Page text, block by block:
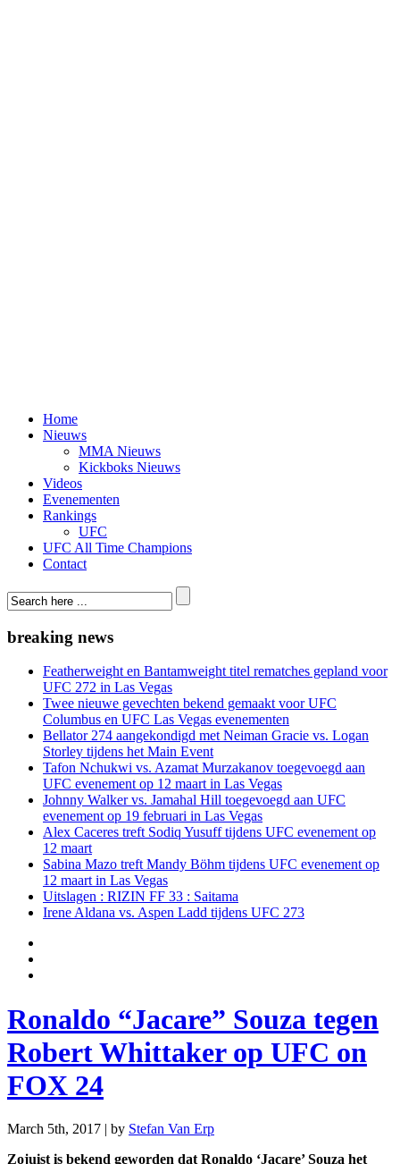
Home
Nieuws
MMA Nieuws
Kickboks Nieuws
Videos
Evenementen
Rankings
UFC
UFC All Time Champions
Contact
breaking news
Featherweight en Bantamweight titel rematches gepland voor
UFC 272 in Las Vegas
Twee nieuwe gevechten bekend gemaakt voor UFC
Columbus en UFC Las Vegas evenementen
Bellator 274 aangekondigd met Neiman Gracie vs. Logan
Storley tijdens het Main Event
Tafon Nchukwi vs. Azamat Murzakanov toegevoegd aan
UFC evenement op 12 maart in Las Vegas
Johnny Walker vs. Jamahal Hill toegevoegd aan UFC
evenement op 19 februari in Las Vegas
Alex Caceres treft Sodiq Yusuff tijdens UFC evenement op
12 maart
Sabina Mazo treft Mandy Böhm tijdens UFC evenement op
12 maart in Las Vegas
Uitslagen : RIZIN FF 33 : Saitama
Irene Aldana vs. Aspen Ladd tijdens UFC 273
Ronaldo “Jacare” Souza tegen
Robert Whittaker op UFC on
FOX 24
March 5th, 2017 | by Stefan Van Erp
Zojuist is bekend geworden dat Ronaldo ‘Jacare’ Souza het